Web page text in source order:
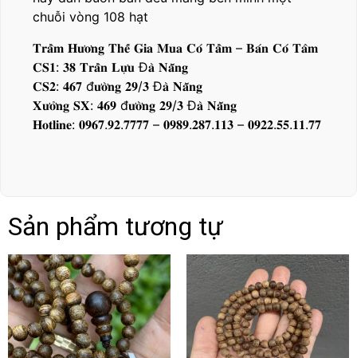
chuỗi vòng 108 hạt
𝐓𝐫𝐚̂̀𝐦 𝐇𝐮̛𝐨̛𝐧𝐠 𝐓𝐡𝐞̂́ 𝐆𝐢𝐚 𝐌𝐮𝐚 𝐂𝐨́ 𝐓𝐚̂̀𝐦 – 𝐁𝐚́𝐧 𝐂𝐨́ 𝐓𝐚̂𝐦
𝐂𝐒𝟏: 𝟑𝟖 𝐓𝐫𝐚̂̀𝐧 𝐋𝐮̛̣𝐮 Đ𝐚̀ 𝐍𝐚̆̃𝐧𝐠
𝐂𝐒𝟐: 𝟒𝟔𝟕 đ𝐮̛𝐨̛̀𝐧𝐠 𝟐𝟗/𝟑 Đ𝐚̀ 𝐍𝐚̆̃𝐧𝐠
𝐗𝐮̛𝐨̛̉𝐧𝐠 𝐒𝐗: 𝟒𝟔𝟗 đ𝐮̛𝐨̛̀𝐧𝐠 𝟐𝟗/𝟑 Đ𝐚̀ 𝐍𝐚̆̃𝐧𝐠
𝐇𝐨𝐭𝐥𝐢𝐧𝐞: 𝟎𝟗𝟔𝟕.𝟗𝟐.𝟕𝟕𝟕𝟕 – 𝟎𝟗𝟖𝟗.𝟐𝟖𝟕.𝟏𝟏𝟑 – 𝟎𝟗𝟐𝟐.𝟓𝟓.𝟏𝟏.𝟕𝟕
Sản phẩm tương tự